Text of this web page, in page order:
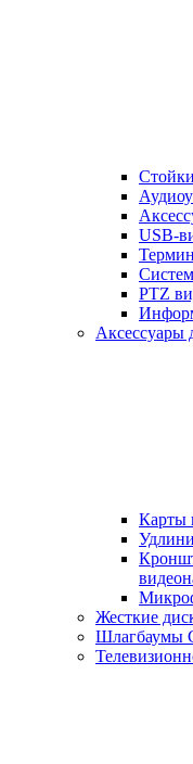
USB-
PTZ
Аксессуары
Карты
Жесткие
Шлагбаумы